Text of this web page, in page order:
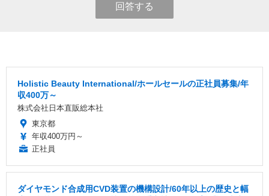
回答する
Holistic Beauty International/ホールセールの正社員募集/年
収400万～
株式会社日本直販総本社
東京都
年収400万円～
正社員
ダイヤモンド合成用CVD装置の機構設計/60年以上の歴史と幅